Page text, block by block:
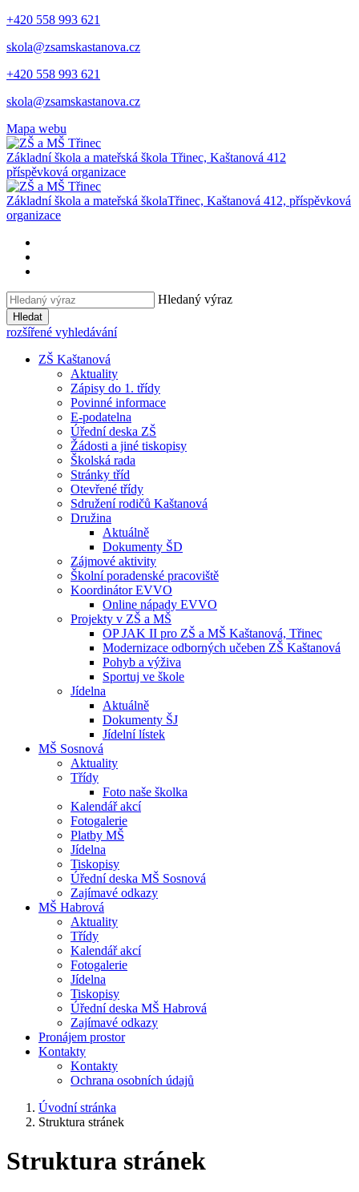
+420 558 993 621
skola@zsamskastanova.cz
+420 558 993 621
skola@zsamskastanova.cz
Mapa webu
Základní škola a mateřská škola Třinec, Kaštanová 412
příspěvková organizace
Základní škola a mateřská školaTřinec, Kaštanová 412, příspěvková
organizace
Hledaný výraz
Hledat
rozšířené vyhledávání
ZŠ Kaštanová
Aktuality
Zápisy do 1. třídy
Povinné informace
E-podatelna
Úřední deska ZŠ
Žádosti a jiné tiskopisy
Školská rada
Stránky tříd
Otevřené třídy
Sdružení rodičů Kaštanová
Družina
Aktuálně
Dokumenty ŠD
Zájmové aktivity
Školní poradenské pracoviště
Koordinátor EVVO
Online nápady EVVO
Projekty v ZŠ a MŠ
OP JAK II pro ZŠ a MŠ Kaštanová, Třinec
Modernizace odborných učeben ZŠ Kaštanová
Pohyb a výživa
Sportuj ve škole
Jídelna
Aktuálně
Dokumenty ŠJ
Jídelní lístek
MŠ Sosnová
Aktuality
Třídy
Foto naše školka
Kalendář akcí
Fotogalerie
Platby MŠ
Jídelna
Tiskopisy
Úřední deska MŠ Sosnová
Zajímavé odkazy
MŠ Habrová
Aktuality
Třídy
Kalendář akcí
Fotogalerie
Jídelna
Tiskopisy
Úřední deska MŠ Habrová
Zajímavé odkazy
Pronájem prostor
Kontakty
Kontakty
Ochrana osobních údajů
Úvodní stránka
Struktura stránek
Struktura stránek